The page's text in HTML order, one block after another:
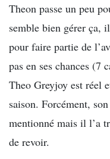
Theon passe un peu
semble bien gérer ça,
pour faire partie de
pas en ses chances (7
Theo Greyjoy est réel
saison. Forcément,
mentionné mais il l’a
de revoir.